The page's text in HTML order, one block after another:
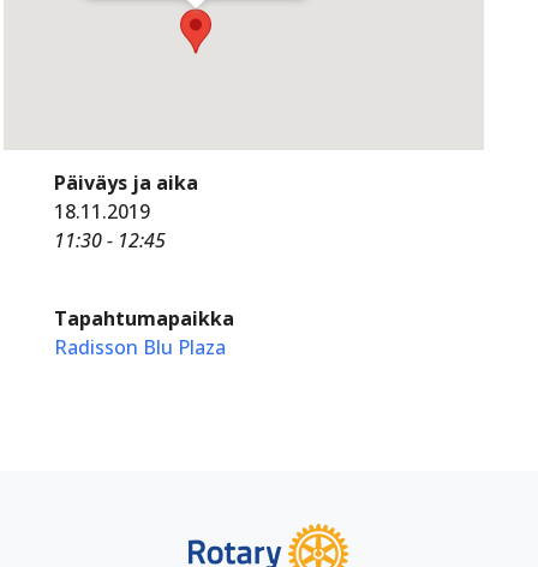
Päiväys ja aika
18.11.2019
11:30 - 12:45
Tapahtumapaikka
Radisson Blu Plaza